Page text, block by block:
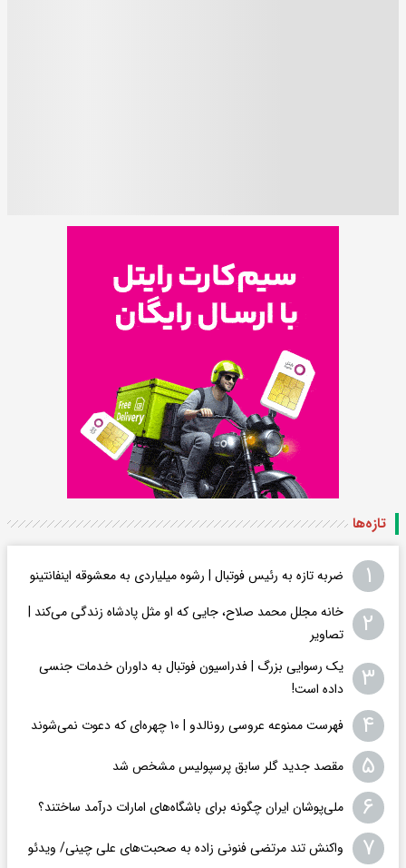
تازه‌ها
۱ ضربه تازه به رئیس فوتبال | رشوه میلیاردی به معشوقه اینفانتینو
۲
خانه مجلل محمد صلاح، جایی که او مثل پادشاه زندگی می‌کند |
تصاویر
۳
یک رسوایی بزرگ | فدراسیون فوتبال به داوران خدمات جنسی
داده است!
۴ فهرست ممنوعه عروسی رونالدو | ۱۰ چهره‌ای که دعوت نمی‌شوند
۵ مقصد جدید گلر سابق پرسپولیس مشخص شد
۶ ملی‌پوشان ایران چگونه برای باشگاه‌های امارات درآمد ساختند؟
۷ واکنش تند مرتضی فنونی زاده به صحبت‌های علی چینی/ ویدئو